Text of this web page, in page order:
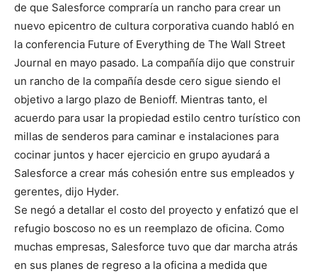
de que Salesforce compraría un rancho para crear un
nuevo epicentro de cultura corporativa cuando habló en
la conferencia Future of Everything de The Wall Street
Journal en mayo pasado. La compañía dijo que construir
un rancho de la compañía desde cero sigue siendo el
objetivo a largo plazo de Benioff. Mientras tanto, el
acuerdo para usar la propiedad estilo centro turístico con
millas de senderos para caminar e instalaciones para
cocinar juntos y hacer ejercicio en grupo ayudará a
Salesforce a crear más cohesión entre sus empleados y
gerentes, dijo Hyder.
Se negó a detallar el costo del proyecto y enfatizó que el
refugio boscoso no es un reemplazo de oficina. Como
muchas empresas, Salesforce tuvo que dar marcha atrás
en sus planes de regreso a la oficina a medida que